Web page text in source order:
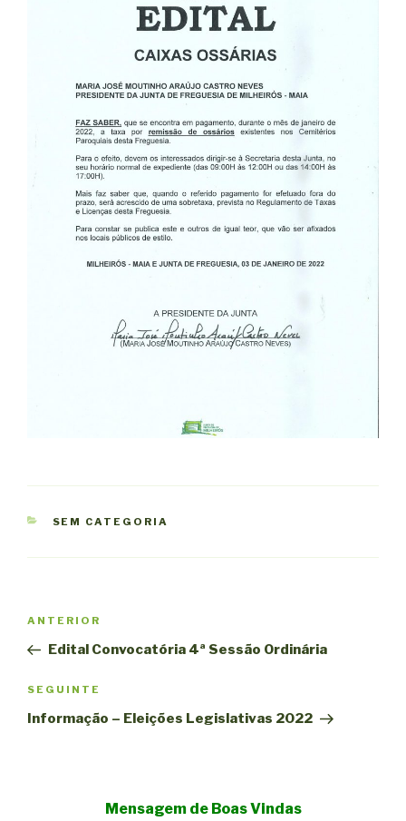
CATEGORIAS
SEM CATEGORIA
artigos
Conteúdo
anterior
ANTERIOR
Edital Convocatória 4ª Sessão Ordinária
Conteúdo
seguinte
SEGUINTE
Informação – Eleições Legislativas 2022
Mensagem de Boas Vindas